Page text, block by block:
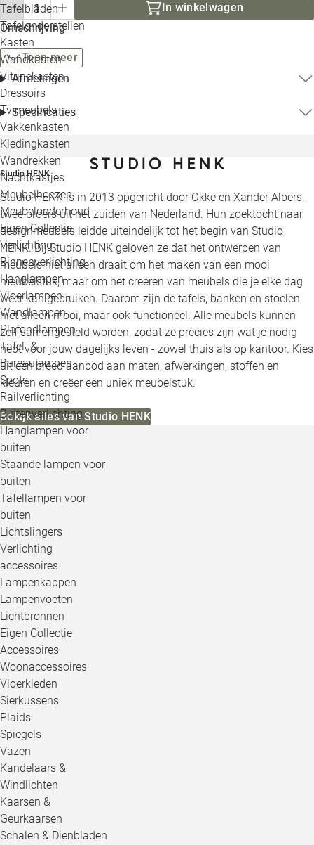
Tafelbladen
Tafelonderstellen
Kasten
Wandkasten
Vitrinekasten
Dressoirs
Tv meubels
Vakkenkasten
Kledingkasten
Wandrekken
Nachtkastjes
Meubelhoezen
Meubelonderhoud
Eigen Collectie
Verlichting
Binnenverlichting
Hanglampen
Vloerlampen
Wandlampen
Plafondlampen
Tafel- &
Bureaulampen
Spots
Railverlichting
Buitenverlichting
Hanglampen voor
buiten
Staande lampen voor
buiten
Tafellampen voor
buiten
Lichtslingers
Verlichting
accessoires
Lampenkappen
Lampenvoeten
Lichtbronnen
Eigen Collectie
Accessoires
Woonaccessoires
Vloerkleden
Sierkussens
Plaids
Spiegels
Vazen
Kandelaars &
Windlichten
Kaarsen &
Geurkaarsen
Schalen & Dienbladen
Alle
In winkelwagen
Omschrijving
Toon meer
Afmetingen
Specificaties
Studio HENK
Studio HENK is in 2013 opgericht door Okke en Xander Albers,
twee broers uit het zuiden van Nederland. Hun zoektocht naar
designmeubels leidde uiteindelijk tot het begin van Studio
HENK. Bij Studio HENK geloven ze dat het ontwerpen van
meubels niet alleen draait om het maken van een mooi
meubelstuk, maar om het creëren van meubels die je elke dag
weer kan gebruiken. Daarom zijn de tafels, banken en stoelen
niet alleen mooi, maar ook functioneel. Alle meubels kunnen
zelf samengesteld worden, zodat ze precies zijn wat je nodig
hebt voor jouw dagelijks leven - zowel thuis als op kantoor. Kies
uit een breed aanbod aan maten, afwerkingen, stoffen en
kleuren en creëer een uniek meubelstuk.
Bekijk alles van Studio HENK